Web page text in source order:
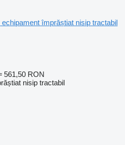
echipament împrăștiat nisip tractabil
561,50 RON
nisip tractabil